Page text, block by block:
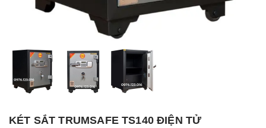
KÉT SẮT TRUMSAFE TS140 ĐIỆN TỬ